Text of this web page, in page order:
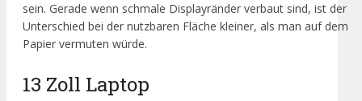
sein. Gerade wenn schmale Displayränder verbaut sind, ist der
Unterschied bei der nutzbaren Fläche kleiner, als man auf dem
Papier vermuten würde.
13 Zoll Laptop